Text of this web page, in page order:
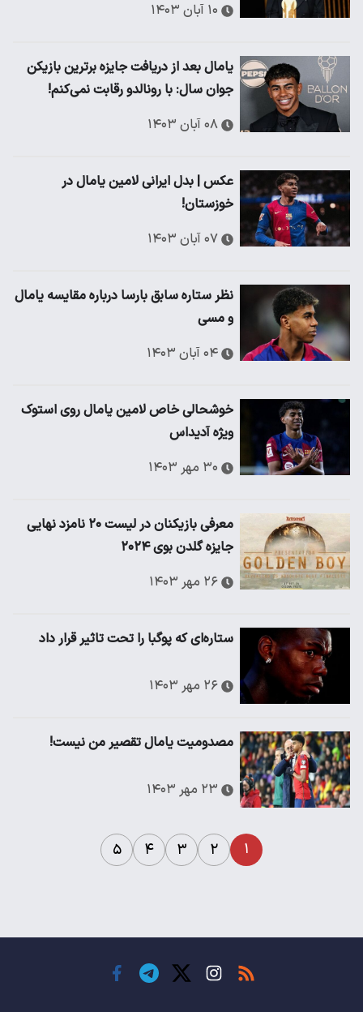
۱۰ آبان ۱۴۰۳
یامال بعد از دریافت جایزه برترین بازیکن
جوان سال: با رونالدو رقابت نمی‌کنم!
۰۸ آبان ۱۴۰۳
عکس | بدل ایرانی لامین یامال در
خوزستان!
۰۷ آبان ۱۴۰۳
نظر ستاره سابق بارسا درباره مقایسه یامال
و مسی
۰۴ آبان ۱۴۰۳
خوشحالی خاص لامین یامال روی استوک
ویژه آدیداس
۳۰ مهر ۱۴۰۳
معرفی بازیکنان در لیست ۲۰ نامزد نهایی
جایزه گلدن بوی ۲۰۲۴
۲۶ مهر ۱۴۰۳
ستاره‌ای که پوگبا را تحت تاثیر قرار داد
۲۶ مهر ۱۴۰۳
مصدومیت یامال تقصیر من نیست!
۲۳ مهر ۱۴۰۳
۱ ۲ ۳ ۴ ۵